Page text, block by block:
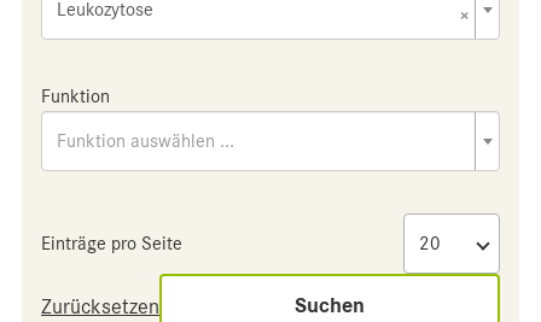
×
Leukozytose
Funktion
Funktion auswählen ...
Einträge pro Seite
Zurücksetzen Suchen